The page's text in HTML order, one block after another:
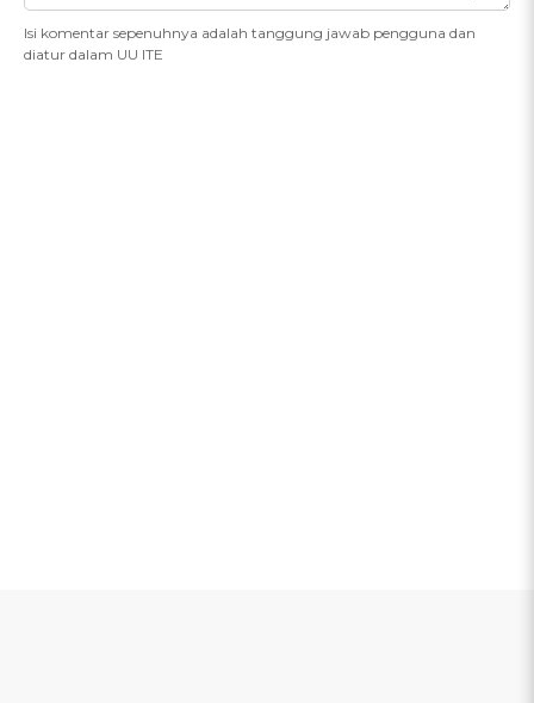
Isi komentar sepenuhnya adalah tanggung jawab pengguna dan
diatur dalam UU ITE